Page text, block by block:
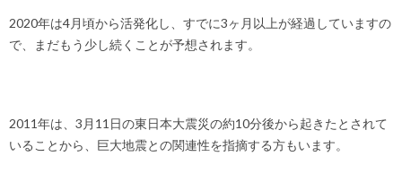
2020年は4月頃から活発化し、すでに3ヶ月以上が経過していますの
で、まだもう少し続くことが予想されます。
2011年は、3月11日の東日本大震災の約10分後から起きたとされて
いることから、巨大地震との関連性を指摘する方もいます。